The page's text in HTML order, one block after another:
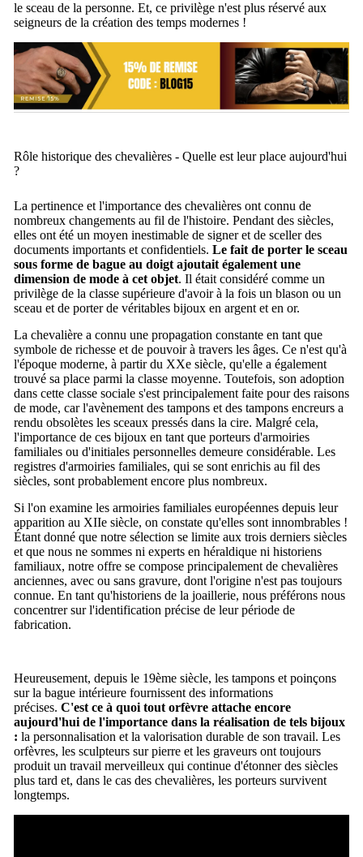
le sceau de la personne. Et, ce privilège n'est plus réservé aux
seigneurs de la création des temps modernes !
Rôle historique des chevalières - Quelle est leur place aujourd'hui
?
La pertinence et l'importance des chevalières ont connu de
nombreux changements au fil de l'histoire. Pendant des siècles,
elles ont été un moyen inestimable de signer et de sceller des
documents importants et confidentiels. Le fait de porter le sceau
sous forme de bague au doigt ajoutait également une
dimension de mode à cet objet. Il était considéré comme un
privilège de la classe supérieure d'avoir à la fois un blason ou un
sceau et de porter de véritables bijoux en argent et en or.
La chevalière a connu une propagation constante en tant que
symbole de richesse et de pouvoir à travers les âges. Ce n'est qu'à
l'époque moderne, à partir du XXe siècle, qu'elle a également
trouvé sa place parmi la classe moyenne. Toutefois, son adoption
dans cette classe sociale s'est principalement faite pour des raisons
de mode, car l'avènement des tampons et des tampons encreurs a
rendu obsolètes les sceaux pressés dans la cire. Malgré cela,
l'importance de ces bijoux en tant que porteurs d'armoiries
familiales ou d'initiales personnelles demeure considérable. Les
registres d'armoiries familiales, qui se sont enrichis au fil des
siècles, sont probablement encore plus nombreux.
Si l'on examine les armoiries familiales européennes depuis leur
apparition au XIIe siècle, on constate qu'elles sont innombrables !
Étant donné que notre sélection se limite aux trois derniers siècles
et que nous ne sommes ni experts en héraldique ni historiens
familiaux, notre offre se compose principalement de chevalières
anciennes, avec ou sans gravure, dont l'origine n'est pas toujours
connue. En tant qu'historiens de la joaillerie, nous préférons nous
concentrer sur l'identification précise de leur période de
fabrication.
Heureusement, depuis le 19ème siècle, les tampons et poinçons
sur la bague intérieure fournissent des informations
précises. C'est ce à quoi tout orfèvre attache encore
aujourd'hui de l'importance dans la réalisation de tels bijoux
: la personnalisation et la valorisation durable de son travail. Les
orfèvres, les sculpteurs sur pierre et les graveurs ont toujours
produit un travail merveilleux qui continue d'étonner des siècles
plus tard et, dans le cas des chevalières, les porteurs survivent
longtemps.